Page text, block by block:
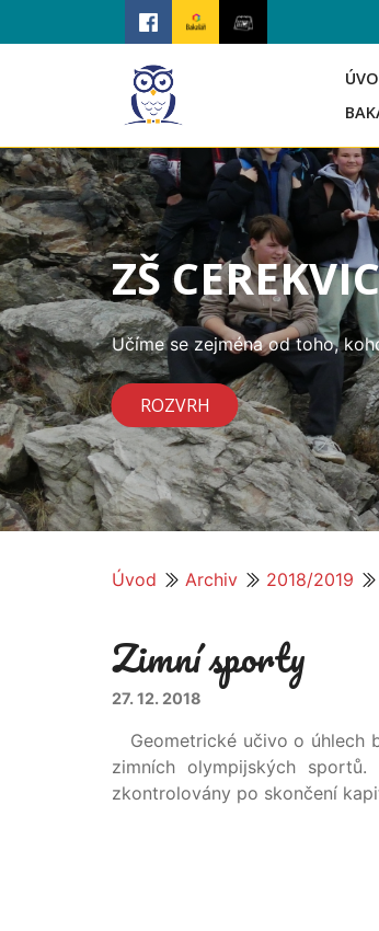
ZŠ
Učíme se zejména od toho,
ROZVRH
Úvod Archiv 2018/2019
Zimní sporty
27. 12. 2018
Geometrické učivo o úhlech
zimních olympijských
zkontrolovány po skončení